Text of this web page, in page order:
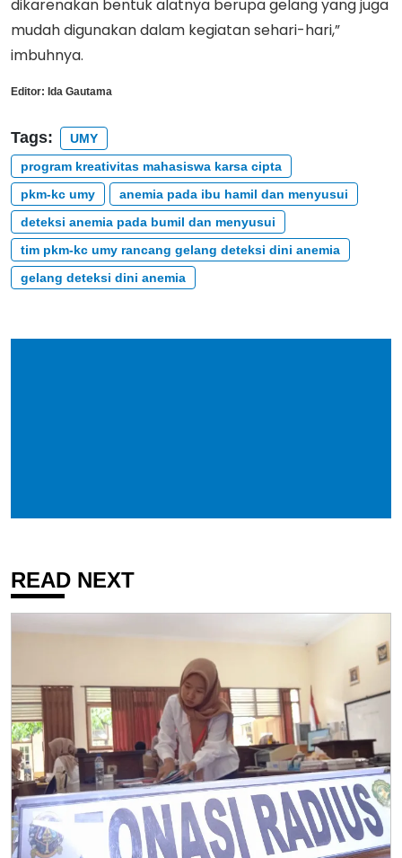
dikarenakan bentuk alatnya berupa gelang yang juga
mudah digunakan dalam kegiatan sehari-hari,”
imbuhnya.
Editor: Ida Gautama
Tags:
UMY
program kreativitas mahasiswa karsa cipta
pkm-kc umy
anemia pada ibu hamil dan menyusui
deteksi anemia pada bumil dan menyusui
tim pkm-kc umy rancang gelang deteksi dini anemia
gelang deteksi dini anemia
READ NEXT